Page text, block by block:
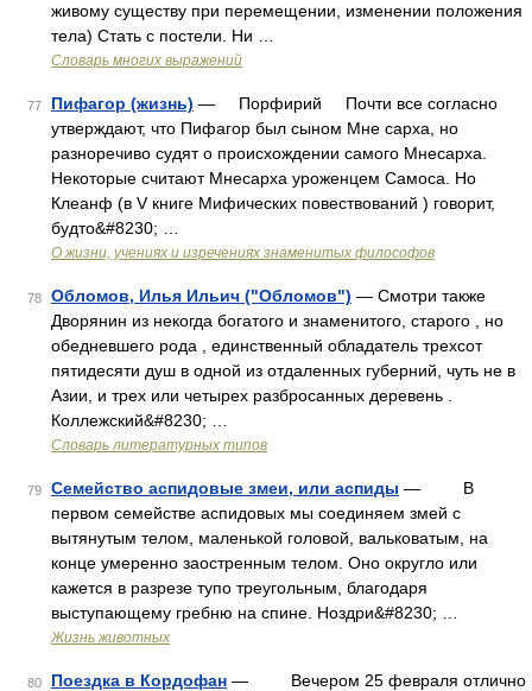
живому существу при перемещении, изменении положения
тела) Стать с постели. Ни …
Словарь многих выражений
77 Пифагор (жизнь) — Порфирий Почти все согласно
утверждают, что Пифагор был сыном Мне сарха, но
разноречиво судят о происхождении самого Мнесарха.
Некоторые считают Мнесарха уроженцем Самоса. Но
Клеанф (в V книге Мифических повествований ) говорит,
будто&#8230; …
О жизни, учениях и изречениях знаменитых философов
78 Обломов, Илья Ильич ("Обломов") — Смотри также
Дворянин из некогда богатого и знаменитого, старого , но
обедневшего рода , единственный обладатель трехсот
пятидесяти душ в одной из отдаленных губерний, чуть не в
Азии, и трех или четырех разбросанных деревень .
Коллежский&#8230; …
Словарь литературных типов
79 Семейство аспидовые змеи, или аспиды — В
первом семействе аспидовых мы соединяем змей с
вытянутым телом, маленькой головой, вальковатым, на
конце умеренно заостренным телом. Оно округло или
кажется в разрезе тупо треугольным, благодаря
выступающему гребню на спине. Ноздри&#8230; …
Жизнь животных
80 Поездка в Кордофан — Вечером 25 февраля отлично